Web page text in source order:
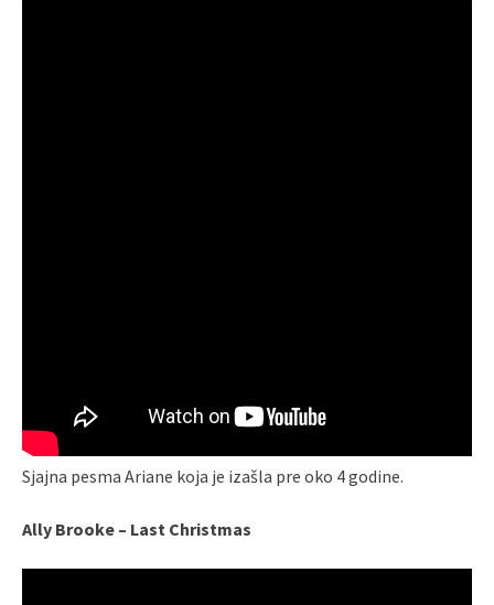
Sjajna pesma Ariane koja je izašla pre oko 4 godine.
Ally Brooke – Last Christmas